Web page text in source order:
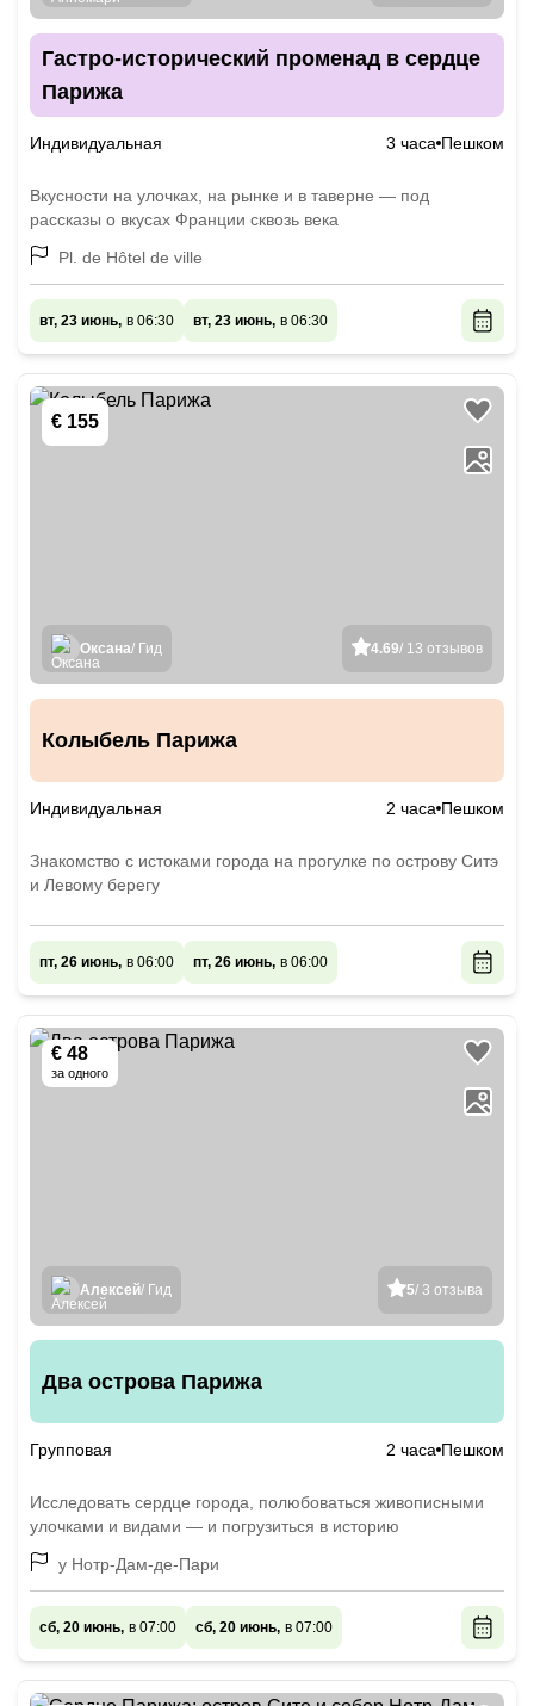
Гастро-исторический променад в сердце
Парижа
Индивидуальная 3 часа Пешком
Вкусности на улочках, на рынке и в таверне — под
рассказы о вкусах Франции сквозь века
Pl. de Hôtel de ville
вт, 23 июнь, в 06:30 вт, 23 июнь, в 06:30
€ 155
4.69/ 13 отзывов
Оксана/ Гид
Колыбель Парижа
Индивидуальная 2 часа Пешком
Знакомство с истоками города на прогулке по острову Ситэ
и Левому берегу
пт, 26 июнь, в 06:00 пт, 26 июнь, в 06:00
€ 48
за одного
5/ 3 отзыва
Алексей/ Гид
Два острова Парижа
Групповая 2 часа Пешком
Исследовать сердце города, полюбоваться живописными
улочками и видами — и погрузиться в историю
у Нотр-Дам-де-Пари
сб, 20 июнь, в 07:00 сб, 20 июнь, в 07:00